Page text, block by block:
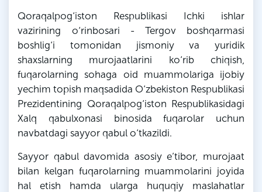
Qoraqalpog‘iston Respublikasi Ichki ishlar
vazirining o‘rinbosari - Tergov boshqarmasi
boshlig‘i tomonidan jismoniy va yuridik
shaxslarning murojaatlarini ko‘rib chiqish,
fuqarolarning sohaga oid muammolariga ijobiy
yechim topish maqsadida O‘zbekiston Respublikasi
Prezidentining Qoraqalpog‘iston Respublikasidagi
Xalq qabulxonasi binosida fuqarolar uchun
navbatdagi sayyor qabul o‘tkazildi.
Sayyor qabul davomida asosiy e’tibor, murojaat
bilan kelgan fuqarolarning muammolarini joyida
hal etish hamda ularga huquqiy maslahatlar